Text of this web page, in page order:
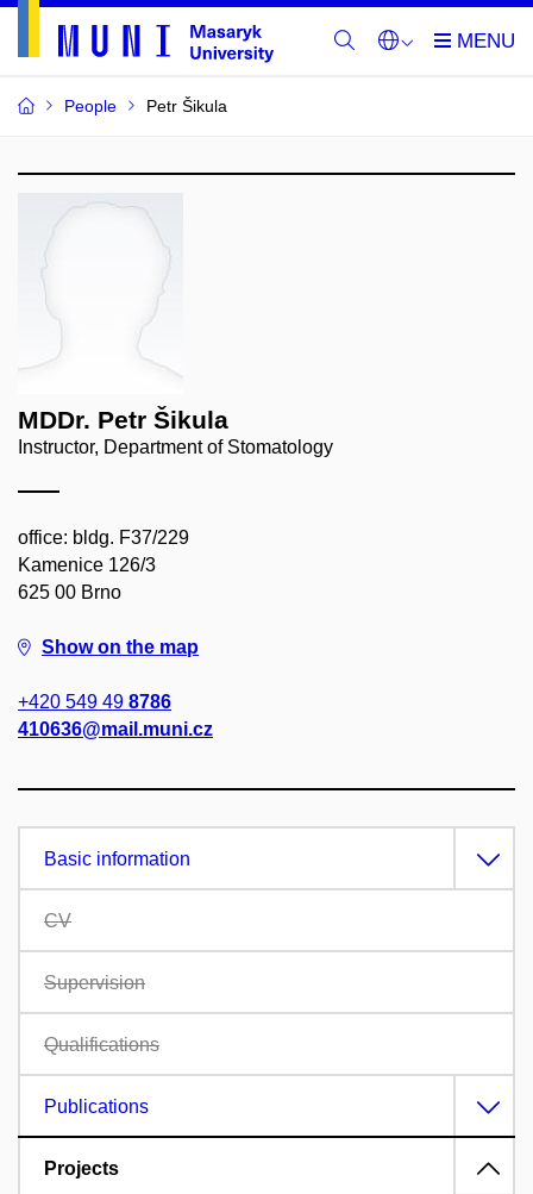
People Petr Šikula
MDDr. Petr Šikula
Instructor, Department of Stomatology
office: bldg. F37/229
Kamenice 126/3
625 00 Brno
Show on the map
+420 549 49 8786
410636@mail.muni.cz
Basic information
CV
Supervision
Qualifications
Publications
Projects